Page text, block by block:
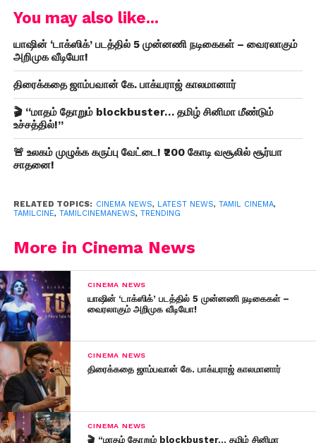
You may also like...
யாஷின் ‘டாக்ஸிக்’ படத்தில் 5 முன்னணி நடிகைகள் – வைரலாகும்
அறிமுக வீடியோ!
திரைக்கதை ஜாம்பவான் கே. பாக்யராஜ் காலமானார்
🎬 “மாதம் தோறும் blockbuster… தமிழ் சினிமா மீண்டும்
உச்சத்தில்!”
🚨 உலகம் முழுக்க கருப்பு வேட்டை! ₹200 கோடி வசூலில் சூர்யா
சாதனை!
RELATED TOPICS: CINEMA NEWS, LATEST NEWS, TAMIL CINEMA,
TAMILCINE, TAMILCINEMANEWS, TRENDING
More in Cinema News
CINEMA NEWS
யாஷின் ‘டாக்ஸிக்’ படத்தில் 5 முன்னணி நடிகைகள் –
வைரலாகும் அறிமுக வீடியோ!
CINEMA NEWS
திரைக்கதை ஜாம்பவான் கே. பாக்யராஜ் காலமானார்
CINEMA NEWS
🎬 “மாதம் தோறும் blockbuster… தமிழ் சினிமா